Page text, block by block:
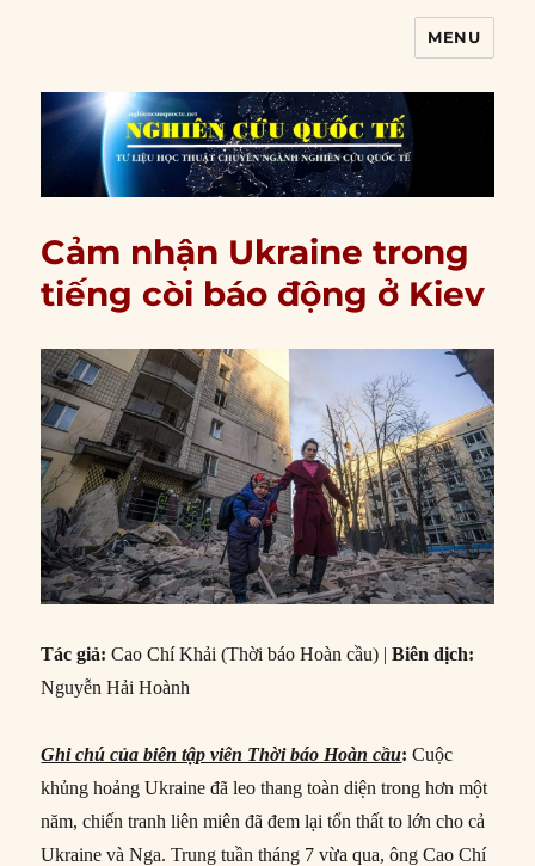
MENU
Cảm nhận Ukraine trong
tiếng còi báo động ở Kiev
Tác giả:Cao Chí Khải (Thời báo Hoàn cầu) |Biên dịch:
Nguyễn Hải Hoành
Ghi chú của biên tập viên Thời báo Hoàn cầu: Cuộc
khủng hoảng Ukraine đã leo thang toàn diện trong hơn một
năm, chiến tranh liên miên đã đem lại tổn thất to lớn cho cả
Ukraine và Nga. Trung tuần tháng 7 vừa qua, ông Cao Chí